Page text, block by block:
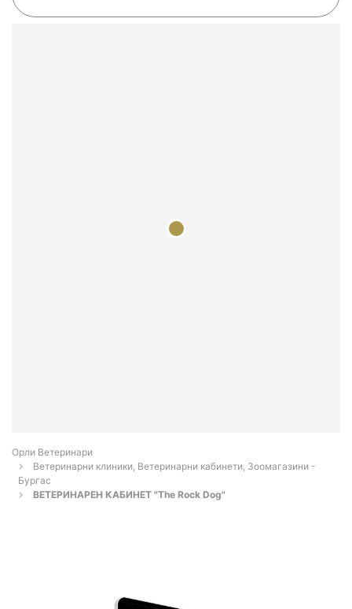
Орли Ветеринари
Ветеринарни клиники, Ветеринарни кабинети, Зоомагазини -
Бургас
ВЕТЕРИНАРЕН КАБИНЕТ "The Rock Dog"